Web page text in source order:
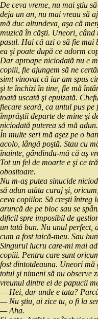
De ceva vreme, nu mai ştiu
deja un an, nu mai vreau să
mă duc altundeva, aşa că
muzică în căşti. Uneori, când
pasul. Hai că azi o să fie mai
ea şi poate după ce adorm
Dar aproape niciodată nu e
copiii, fie ajungem să ne
simt vinovat că iar am spus
şi te închizi în tine, fie mă
toată uscată şi epuizată.
fiecare seară, ca untul pus
împrăştii departe de mine şi
niciodată puterea să mă adun.
În multe seri mă aşez pe o
acolo, lângă poştă. Stau cu
înainte, gândindu‑mă că aş
Tot un fel de moarte e şi ce
obositoare.
Nu m‑aş putea sinucide
să adun atâta curaj şi,
ceva copiilor. Să creşti întreg
aruncă de pe bloc sau se
dificil spre imposibil de
un tată bun. Nu unul perfect,
cum a fost taică‑meu. Sau
Singurul lucru care‑mi mai
copiii. Pentru care sunt
fost dintotdeauna. Uneori mă
totul şi nimeni să nu observe
vreunul dintre ei de papucii
— Hei, dar unde e tata?
— Nu ştiu, ai zice tu, o fi la
— Aha.